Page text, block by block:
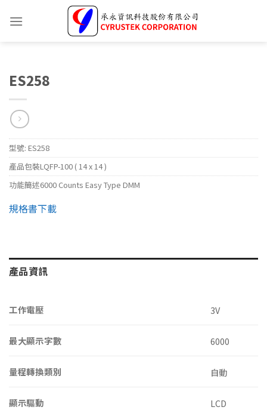
ES258
型號: ES258
產品包裝LQFP-100 ( 14 x 14 )
功能簡述6000 Counts Easy Type DMM
規格書下載
產品資訊
工作電壓 3V
最大顯示字數 6000
量程轉換類別 自動
顯示驅動 LCD